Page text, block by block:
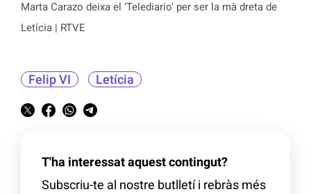
Marta Carazo deixa el ‘Telediario’ per ser la mà dreta de
Letícia | RTVE
Felip VI Letícia
T'ha interessat aquest contingut?
Subscriu-te al nostre butlletí i rebràs més